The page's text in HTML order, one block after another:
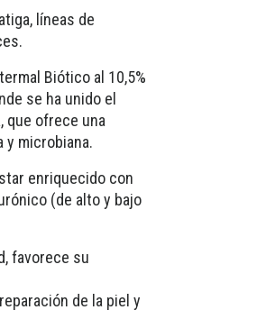
líneas de
Biótico al 10,5%
se ha unido el
que ofrece una
y microbiana.
enriquecido con
(de alto y bajo
favorece su
de la piel y